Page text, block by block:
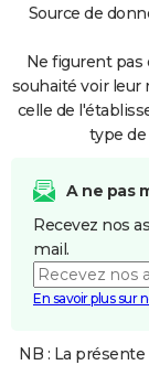
Source de
Ne figurent pas
souhaité voir leur
celle de
type de
A ne pas
Recevez nos
mail.
En savoir plus sur
NB : La